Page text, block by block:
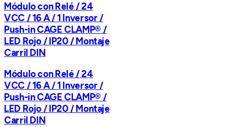
Módulo con Relé / 24
VCC / 16 A / 1 Inversor /
Push-in CAGE CLAMP® /
LED Rojo / IP20 / Montaje
Carril DIN
Módulo con Relé / 24
VCC / 16 A / 1 Inversor /
Push-in CAGE CLAMP® /
LED Rojo / IP20 / Montaje
Carril DIN